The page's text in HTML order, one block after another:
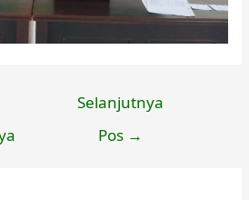
Selanjutnya
Pos →